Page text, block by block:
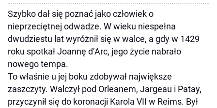
Szybko dał się poznać jako człowiek o
nieprzeciętnej odwadze. W wieku niespełna
dwudziestu lat wyróżnił się w walce, a gdy w 1429
roku spotkał Joannę d’Arc, jego życie nabrało
nowego tempa.
To właśnie u jej boku zdobywał największe
zaszczyty. Walczył pod Orleanem, Jargeau i Patay,
przyczynił się do koronacji Karola VII w Reims. Był